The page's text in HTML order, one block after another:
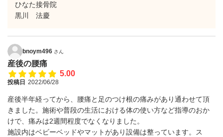
ひなた接骨院
黒川 法慶
bnoym496 さん
産後の腰痛
5.00
投稿日 2022/06/28
産後半年経ってから、腰痛と足のつけ根の痛みがあり通わせて頂
きました。施術や普段の生活における体の使い方など指導のおか
けで、痛みは2週間程度でなくなりました。
施設内はベビーベッドやマットがあり設備は整っています。ス